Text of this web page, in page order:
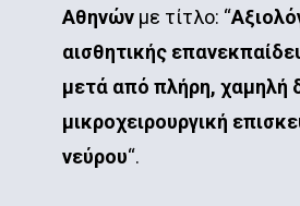
Αθηνώνμε τίτλο: “
αισθητικής
μετά από πλήρη, χαμηλή
μικροχειρουργική
νεύρου“.